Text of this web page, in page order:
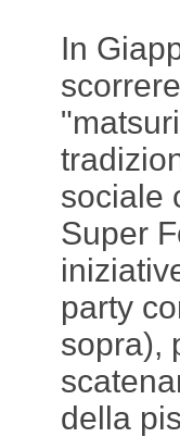
In
sociale
Super
party
sopra),
della